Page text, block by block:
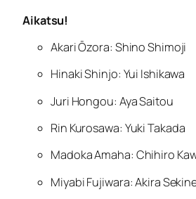
Aikatsu!
Akari Ōzora: Shino Shimoji
Hinaki Shinjo: Yui Ishikawa
Juri Hongou: Aya Saitou
Rin Kurosawa: Yuki Takada
Madoka Amaha: Chihiro
Miyabi Fujiwara: Akira